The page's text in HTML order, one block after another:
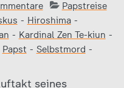
Papstreise
- Hiroshima-
- Kardinal Zen Te-kiun -
Papst - Selbstmord -
seines